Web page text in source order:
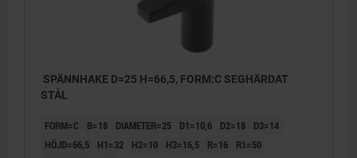
SPÄNNHAKE D=25 H=66,5, FORM:C SEGHÄRDAT
STÅL
FORM=C B=18 DIAMETER=25 D1=10,6 D2=18
D3=14
HÖJD=66,5
H1=32 H2=10 H3=16,5 R=16
R1=50